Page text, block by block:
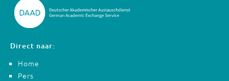
Direct naar:
Home
Pers